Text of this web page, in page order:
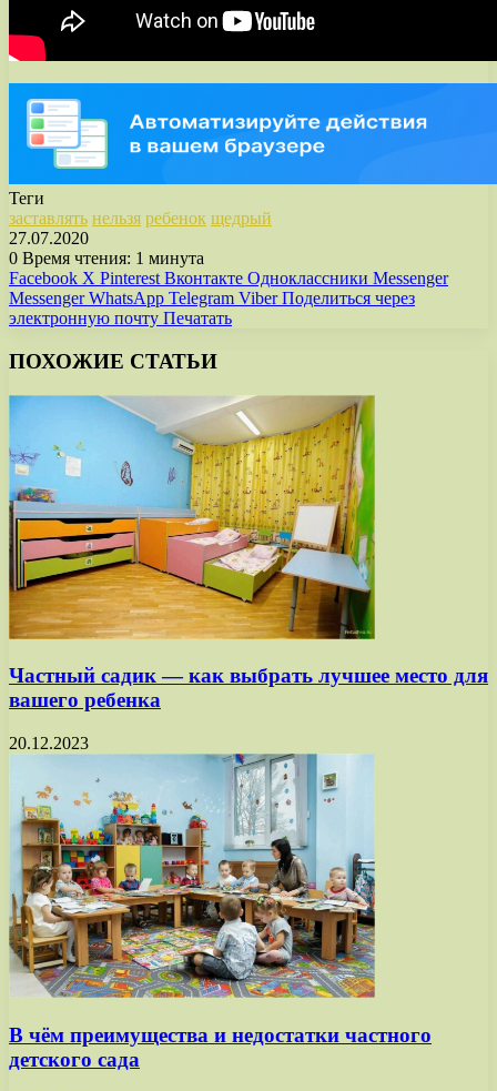
Теги
заставлять нельзя ребенок щедрый
27.07.2020
0 Время чтения: 1 минута
Facebook X Pinterest Вконтакте Одноклассники Messenger
Messenger WhatsApp Telegram Viber Поделиться через
электронную почту Печатать
ПОХОЖИЕ СТАТЬИ
Частный садик — как выбрать лучшее место для
вашего ребенка
20.12.2023
В чём преимущества и недостатки частного
детского сада